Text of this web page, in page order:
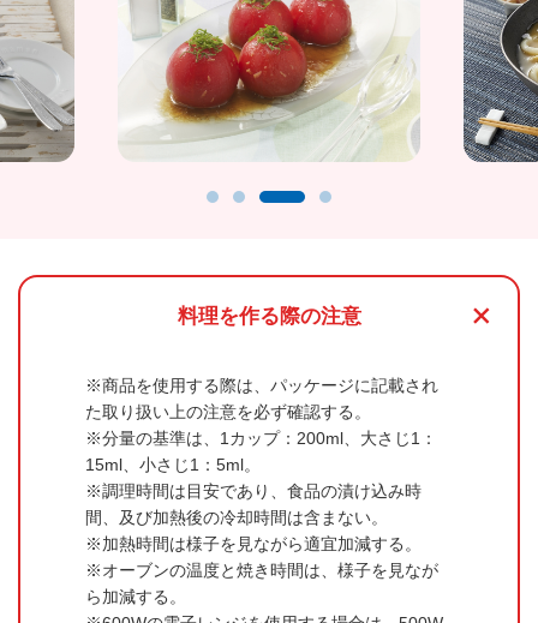
+
料理を作る際の注意
商品を使用する際は、パッケージに記載され
た取り扱い上の注意を必ず確認する。
分量の基準は、1カップ：200ml、大さじ1：
15ml、小さじ1：5ml。
調理時間は目安であり、食品の漬け込み時
間、及び加熱後の冷却時間は含まない。
加熱時間は様子を見ながら適宜加減する。
オーブンの温度と焼き時間は、様子を見なが
ら加減する。